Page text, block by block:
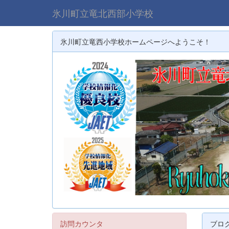
氷川町立竜北西部小学校
氷川町立竜西小学校ホームページへようこそ！
ブロ
訪問カウンタ